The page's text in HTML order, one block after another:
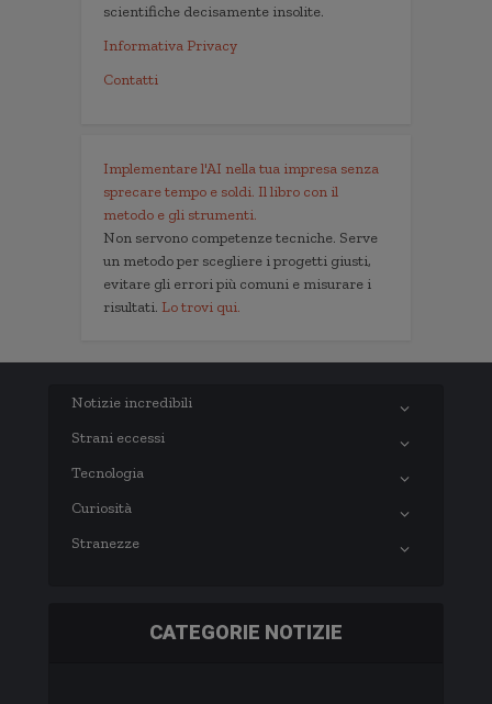
scientifiche decisamente insolite.
Informativa Privacy
Contatti
Implementare l'AI nella tua impresa senza
sprecare tempo e soldi. Il libro con il
metodo e gli strumenti.
Non servono competenze tecniche. Serve
un metodo per scegliere i progetti giusti,
evitare gli errori più comuni e misurare i
risultati. Lo trovi qui.
Notizie incredibili
Strani eccessi
Tecnologia
Curiosità
Stranezze
CATEGORIE NOTIZIE